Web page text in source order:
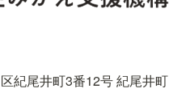
紀尾井町3番12号 紀尾井町